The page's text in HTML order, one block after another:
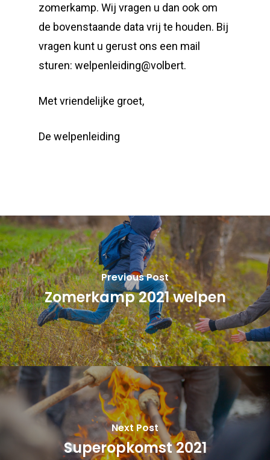
zomerkamp. Wij vragen u dan ook om
de bovenstaande data vrij te houden. Bij
vragen kunt u gerust ons een mail
sturen: welpenleiding@volbert.
Met vriendelijke groet,
De welpenleiding
Previous Post
Zomerkamp 2021 welpen
Next Post
Superopkomst 2021